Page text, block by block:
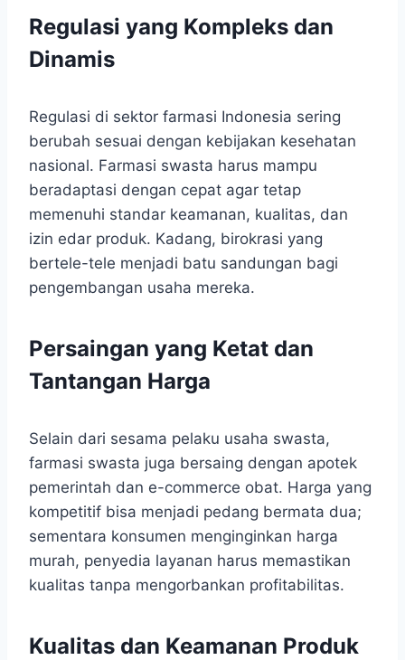
Regulasi yang Kompleks dan
Dinamis
Regulasi di sektor farmasi Indonesia sering
berubah sesuai dengan kebijakan kesehatan
nasional. Farmasi swasta harus mampu
beradaptasi dengan cepat agar tetap
memenuhi standar keamanan, kualitas, dan
izin edar produk. Kadang, birokrasi yang
bertele-tele menjadi batu sandungan bagi
pengembangan usaha mereka.
Persaingan yang Ketat dan
Tantangan Harga
Selain dari sesama pelaku usaha swasta,
farmasi swasta juga bersaing dengan apotek
pemerintah dan e-commerce obat. Harga yang
kompetitif bisa menjadi pedang bermata dua;
sementara konsumen menginginkan harga
murah, penyedia layanan harus memastikan
kualitas tanpa mengorbankan profitabilitas.
Kualitas dan Keamanan Produk